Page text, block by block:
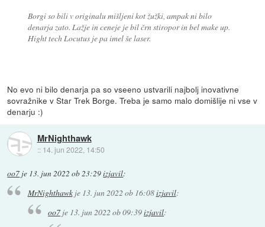
Borgi so bili v originalu mišljeni kot žužki, ampak ni bilo
denarja zato. Lažje in ceneje je bil črn stiropor in bel make up.
Hight tech Locutus je pa imel še laser.
No evo ni bilo denarja pa so vseeno ustvarili najbolj inovativne
sovražnike v Star Trek Borge. Treba je samo malo domišlije ni vse v
denarju :)
MrNighthawk
:: 14. jun 2022, 14:50
oo7 je 13. jun 2022 ob 23:29izjavil:
MrNighthawkje 13. jun 2022 ob 16:08izjavil:
oo7je 13. jun 2022 ob 09:39izjavil: